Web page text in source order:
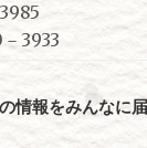
3933
情報をみんなに